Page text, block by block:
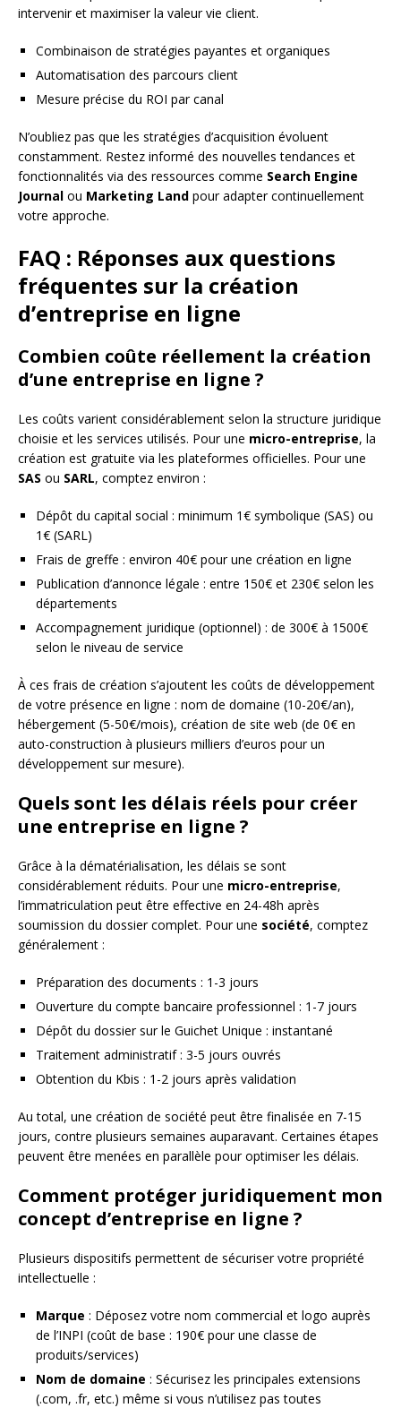
intervenir et maximiser la valeur vie client.
Combinaison de stratégies payantes et organiques
Automatisation des parcours client
Mesure précise du ROI par canal
N’oubliez pas que les stratégies d’acquisition évoluent
constamment. Restez informé des nouvelles tendances et
fonctionnalités via des ressources comme Search Engine
Journal ou Marketing Land pour adapter continuellement
votre approche.
FAQ : Réponses aux questions
fréquentes sur la création
d’entreprise en ligne
Combien coûte réellement la création
d’une entreprise en ligne ?
Les coûts varient considérablement selon la structure juridique
choisie et les services utilisés. Pour une micro-entreprise, la
création est gratuite via les plateformes officielles. Pour une
SAS ou SARL, comptez environ :
Dépôt du capital social : minimum 1€ symbolique (SAS) ou
1€ (SARL)
Frais de greffe : environ 40€ pour une création en ligne
Publication d’annonce légale : entre 150€ et 230€ selon les
départements
Accompagnement juridique (optionnel) : de 300€ à 1500€
selon le niveau de service
À ces frais de création s’ajoutent les coûts de développement
de votre présence en ligne : nom de domaine (10-20€/an),
hébergement (5-50€/mois), création de site web (de 0€ en
auto-construction à plusieurs milliers d’euros pour un
développement sur mesure).
Quels sont les délais réels pour créer
une entreprise en ligne ?
Grâce à la dématérialisation, les délais se sont
considérablement réduits. Pour une micro-entreprise,
l’immatriculation peut être effective en 24-48h après
soumission du dossier complet. Pour une société, comptez
généralement :
Préparation des documents : 1-3 jours
Ouverture du compte bancaire professionnel : 1-7 jours
Dépôt du dossier sur le Guichet Unique : instantané
Traitement administratif : 3-5 jours ouvrés
Obtention du Kbis : 1-2 jours après validation
Au total, une création de société peut être finalisée en 7-15
jours, contre plusieurs semaines auparavant. Certaines étapes
peuvent être menées en parallèle pour optimiser les délais.
Comment protéger juridiquement mon
concept d’entreprise en ligne ?
Plusieurs dispositifs permettent de sécuriser votre propriété
intellectuelle :
Marque : Déposez votre nom commercial et logo auprès
de l’INPI (coût de base : 190€ pour une classe de
produits/services)
Nom de domaine : Sécurisez les principales extensions
(.com, .fr, etc.) même si vous n’utilisez pas toutes